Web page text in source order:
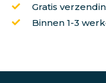
Gratis
Binnen 1-3